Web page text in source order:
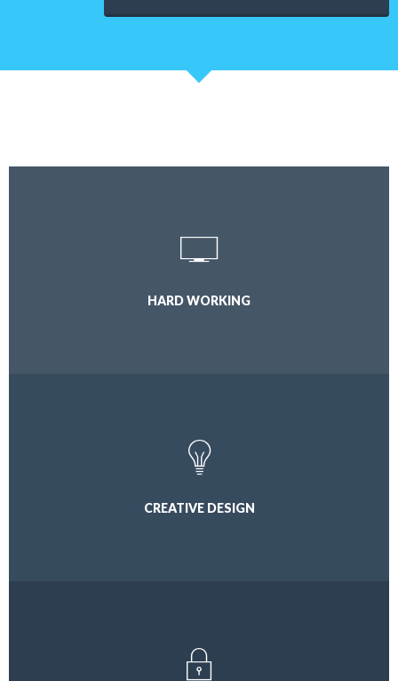
HARD WORKING
CREATIVE DESIGN